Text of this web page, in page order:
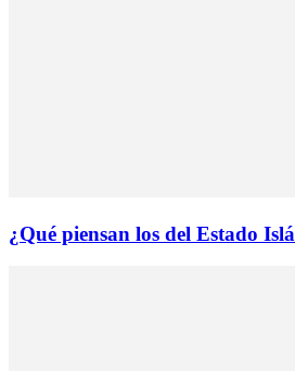
¿Qué piensan los del Estado